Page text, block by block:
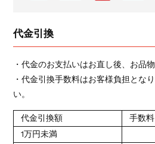
代金引換
・代金のお支払いはお直し後、お品
・代金引換手数料はお客様負担とな
い。
代金引換額
手数料
1万円未満